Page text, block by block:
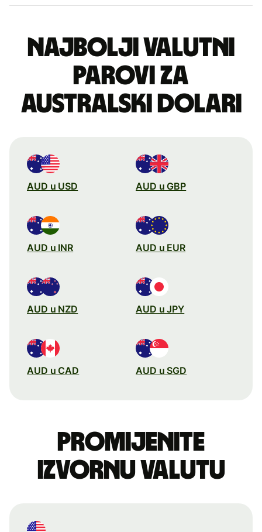
Najbolji valutni
parovi za
australski dolari
AUD u USD AUD u GBP
AUD u INR AUD u EUR
AUD u NZD AUD u JPY
AUD u CAD AUD u SGD
Promijenite
izvornu valutu